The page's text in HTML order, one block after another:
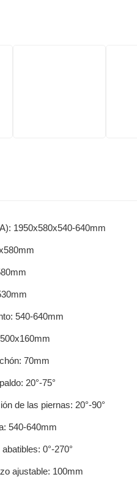
1950x580x540-640mm
540-640mm
70mm
20°-75°
de las piernas: 20°-90°
540-640mm
0°-270°
ajustable: 100mm